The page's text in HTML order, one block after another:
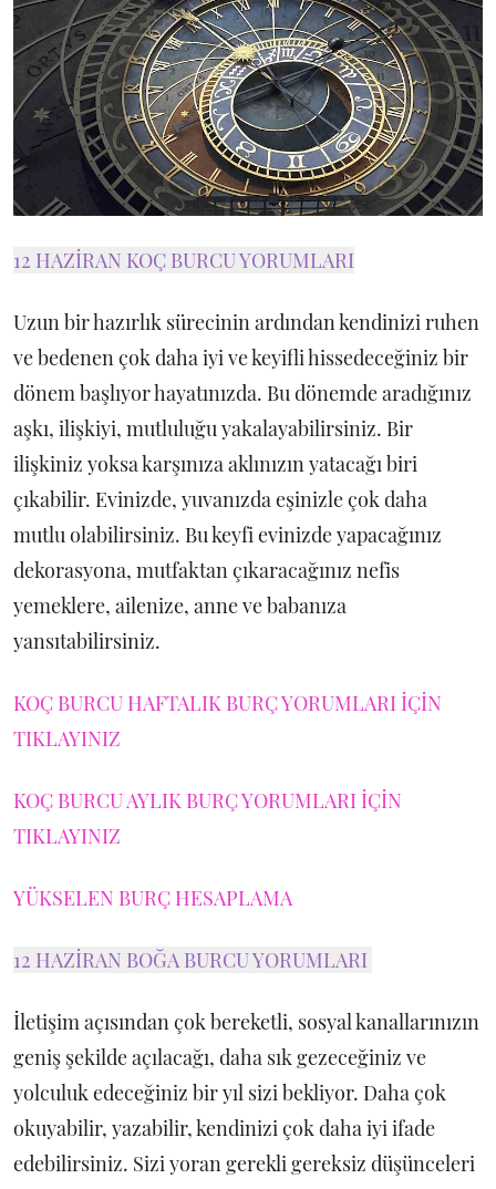
12 HAZİRAN KOÇ BURCU YORUMLARI
Uzun bir hazırlık sürecinin ardından kendinizi ruhen
ve bedenen çok daha iyi ve keyifli hissedeceğiniz bir
dönem başlıyor hayatınızda. Bu dönemde aradığınız
aşkı, ilişkiyi, mutluluğu yakalayabilirsiniz. Bir
ilişkiniz yoksa karşınıza aklınızın yatacağı biri
çıkabilir. Evinizde, yuvanızda eşinizle çok daha
mutlu olabilirsiniz. Bu keyfi evinizde yapacağınız
dekorasyona, mutfaktan çıkaracağınız nefis
yemeklere, ailenize, anne ve babanıza
yansıtabilirsiniz.
KOÇ BURCU HAFTALIK BURÇ YORUMLARI İÇİN
TIKLAYINIZ
KOÇ BURCU AYLIK BURÇ YORUMLARI İÇİN
TIKLAYINIZ
YÜKSELEN BURÇ HESAPLAMA
12 HAZİRAN BOĞA BURCU YORUMLARI
İletişim açısından çok bereketli, sosyal kanallarınızın
geniş şekilde açılacağı, daha sık gezeceğiniz ve
yolculuk edeceğiniz bir yıl sizi bekliyor. Daha çok
okuyabilir, yazabilir, kendinizi çok daha iyi ifade
edebilirsiniz. Sizi yoran gerekli gereksiz düşünceleri